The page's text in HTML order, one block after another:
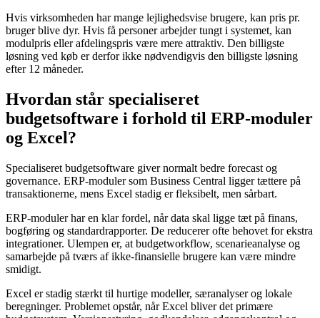
Hvis virksomheden har mange lejlighedsvise brugere, kan pris pr.
bruger blive dyr. Hvis få personer arbejder tungt i systemet, kan
modulpris eller afdelingspris være mere attraktiv. Den billigste
løsning ved køb er derfor ikke nødvendigvis den billigste løsning
efter 12 måneder.
Hvordan står specialiseret
budgetsoftware i forhold til ERP-moduler
og Excel?
Specialiseret budgetsoftware giver normalt bedre forecast og
governance. ERP-moduler som Business Central ligger tættere på
transaktionerne, mens Excel stadig er fleksibelt, men sårbart.
ERP-moduler har en klar fordel, når data skal ligge tæt på finans,
bogføring og standardrapporter. De reducerer ofte behovet for ekstra
integrationer. Ulempen er, at budgetworkflow, scenarieanalyse og
samarbejde på tværs af ikke-finansielle brugere kan være mindre
smidigt.
Excel er stadig stærkt til hurtige modeller, særanalyser og lokale
beregninger. Problemet opstår, når Excel bliver det primære